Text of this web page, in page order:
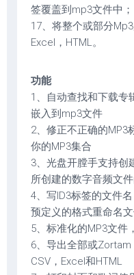
签覆盖到mp3文件中；
17、将整个或部分
Excel，HTML。
功能
1、自动查找和下载专
嵌入到mp3文件
2、修正不正确的MP3
你的MP3集合
3、光盘开膛手支持创
所创建的数字音频文
4、写ID3标签的文件
预定义的格式重命名
5、标准化的MP3文件
6、导出全部或Zortam
CSV，Excel和HTML